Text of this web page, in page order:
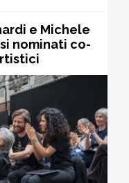
e Michele
nominati co-